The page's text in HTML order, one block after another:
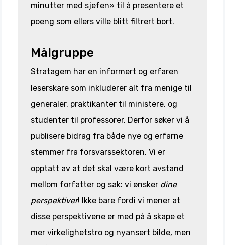
minutter med sjefen» til å presentere et
poeng som ellers ville blitt filtrert bort.
Målgruppe
Stratagem har en informert og erfaren
leserskare som inkluderer alt fra menige til
generaler, praktikanter til ministere, og
studenter til professorer. Derfor søker vi å
publisere bidrag fra både nye og erfarne
stemmer fra forsvarssektoren. Vi er
opptatt av at det skal være kort avstand
mellom forfatter og sak: vi ønsker dine
perspektiver! Ikke bare fordi vi mener at
disse perspektivene er med på å skape et
mer virkelighetstro og nyansert bilde, men